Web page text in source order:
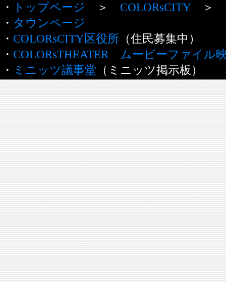
・
トップページ ＞ COLORsCITY ＞
・ タウンページ
・ COLORsCITY区役所 （住民募集中）
・ COLORsTHEATER ムービーファイル
・ ミニッツ議事堂 （ミニッツ掲示板）